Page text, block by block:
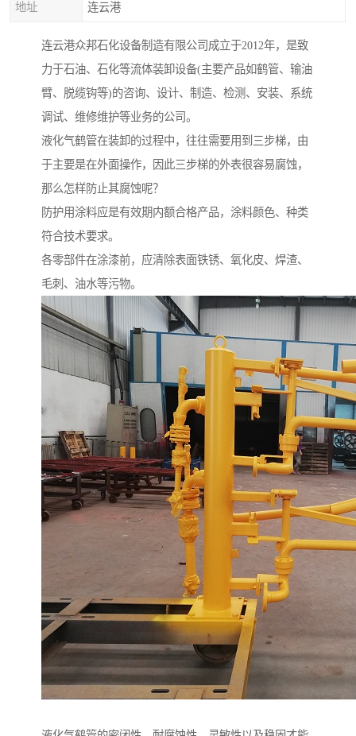
地址 连云港
连云港众邦石化设备制造有限公司成立于2012年，是致
力于石油、石化等流体装卸设备(主要产品如鹤管、输油
臂、脱缆钩等)的咨询、设计、制造、检测、安装、系统
调试、维修维护等业务的公司。
液化气鹤管在装卸的过程中，往往需要用到三步梯，由
于主要是在外面操作，因此三步梯的外表很容易腐蚀，
那么怎样防止其腐蚀呢？
防护用涂料应是有效期内额合格产品，涂料颜色、种类
符合技术要求。
各零部件在涂漆前，应清除表面铁锈、氧化皮、焊渣、
毛刺、油水等污物。